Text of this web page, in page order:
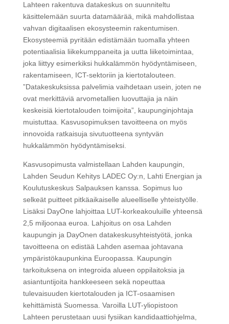
Lahteen rakentuva datakeskus on suunniteltu
käsittelemään suurta datamäärää, mikä mahdollistaa
vahvan digitaalisen ekosysteemin rakentumisen.
Ekosysteemiä pyritään edistämään tuomalla yhteen
potentiaalisia liikekumppaneita ja uutta liiketoimintaa,
joka liittyy esimerkiksi hukkalämmön hyödyntämiseen,
rakentamiseen, ICT-sektoriin ja kiertotalouteen.
”Datakeskuksissa palvelimia vaihdetaan usein, joten ne
ovat merkittäviä arvometallien luovuttajia ja näin
keskeisiä kiertotalouden toimijoita”, kaupunginjohtaja
muistuttaa. Kasvusopimuksen tavoitteena on myös
innovoida ratkaisuja sivutuotteena syntyvän
hukkalämmön hyödyntämiseksi.
Kasvusopimusta valmistellaan Lahden kaupungin,
Lahden Seudun Kehitys LADEC Oy:n, Lahti Energian ja
Koulutuskeskus Salpauksen kanssa. Sopimus luo
selkeät puitteet pitkäaikaiselle alueelliselle yhteistyölle.
Lisäksi DayOne lahjoittaa LUT-korkeakouluille yhteensä
2,5 miljoonaa euroa. Lahjoitus on osa Lahden
kaupungin ja DayOnen datakeskusyhteistyötä, jonka
tavoitteena on edistää Lahden asemaa johtavana
ympäristökaupunkina Euroopassa. Kaupungin
tarkoituksena on integroida alueen oppilaitoksia ja
asiantuntijoita hankkeeseen sekä nopeuttaa
tulevaisuuden kiertotalouden ja ICT-osaamisen
kehittämistä Suomessa. Varoilla LUT-yliopistoon
Lahteen perustetaan uusi fysiikan kandidaattiohjelma,